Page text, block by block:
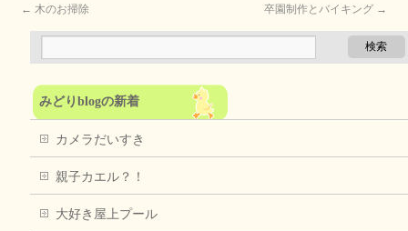
← 木のお掃除 卒園制作とバイキング →
みどりblogの新着
カメラだいすき
親子カエル？！
大好き屋上プール